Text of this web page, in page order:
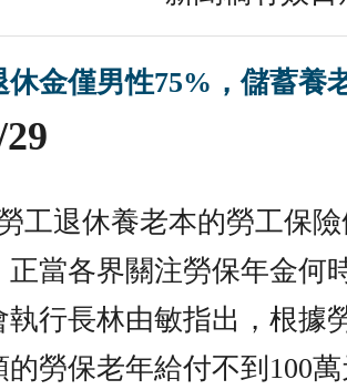
休金僅男性75%，儲蓄養
工退休養老本的勞工保
正當各界關注勞保年金何
執行長林由敏指出，根據
的勞保老年給付不到100